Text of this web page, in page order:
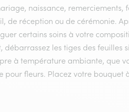
naissance, remerciements,
de réception ou de cérémonie.
certains soins à votre
les tiges des feuilles
à température ambiante, que
fleurs. Placez votre bouquet